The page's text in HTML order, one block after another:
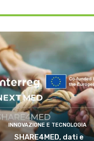
INNOVAZIONE E TECNOLOGIA
SHARE4MED, dati e